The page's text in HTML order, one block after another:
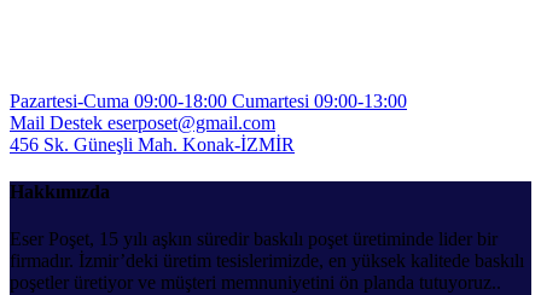
Pazartesi-Cuma 09:00-18:00 Cumartesi 09:00-13:00
Mail Destek eserposet@gmail.com
456 Sk. Güneşli Mah. Konak-İZMİR
Hakkımızda
Eser Poşet, 15 yılı aşkın süredir baskılı poşet üretiminde lider bir
firmadır. İzmir’deki üretim tesislerimizde, en yüksek kalitede baskılı
poşetler üretiyor ve müşteri memnuniyetini ön planda tutuyoruz..